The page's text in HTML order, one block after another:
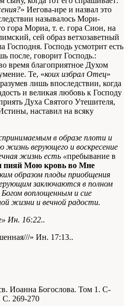
» Иегова-ире и назвал это
называлось Мори-
гора Mopиа, т. е. гора Сион, на
сей образ ветхозаветный
Господня. Господь усмотрит есть
после, говорит Господь.:
время благоприятное Духом
Те, «коих избрал Отец»
лишь впоследствии, когда
и великая любовь к Господу
Духа Святого Утешителя,
наставил на всяку
в образе плоти и
жизнь верующего и воскресение
жизнь есть «пребывание в
пияй Мою кровь во Мне
образом плоды приобщения
заключаются в полном
воплощенным и сие
жизни и вечной радости.
» Ин. 16:22..
» Ин. 17:13..
Иоанна Богослова. Том 1. С-
С. 269-270